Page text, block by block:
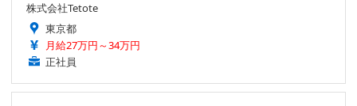
株式会社Tetote
東京都
月給27万円～34万円
正社員